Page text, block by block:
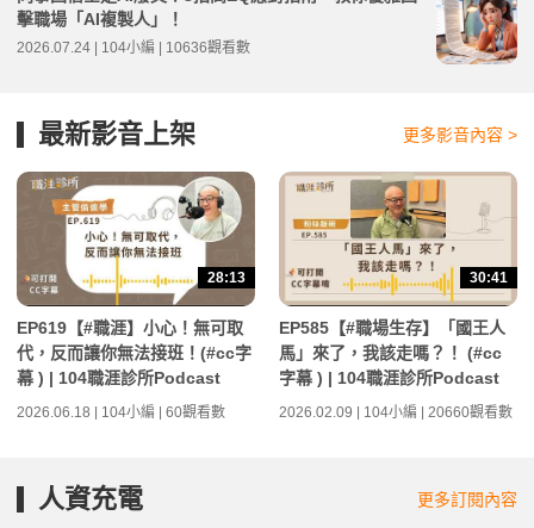
擊職場「AI複製人」！
2026.07.24 | 104小編 | 10636觀看數
最新影音上架 更多影音內容 >
28:13
EP619【#職涯】小心！無可取
代，反而讓你無法接班！(#cc字
幕 ) | 104職涯診所Podcast
2026.06.18 | 104小編 | 60觀看數
30:41
EP585【#職場生存】「國王人
馬」來了，我該走嗎？！ (#cc
字幕 ) | 104職涯診所Podcast
2026.02.09 | 104小編 | 20660觀看數
人資充電 更多訂閱內容